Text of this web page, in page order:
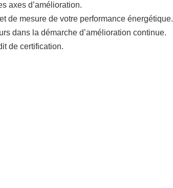
axes d’amélioration.
de mesure de votre performance énergétique.
dans la démarche d’amélioration continue.
de certification.